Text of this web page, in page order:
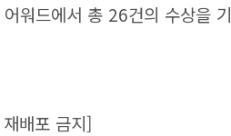
워드에서 총 26건의 수상을
배포 금지]